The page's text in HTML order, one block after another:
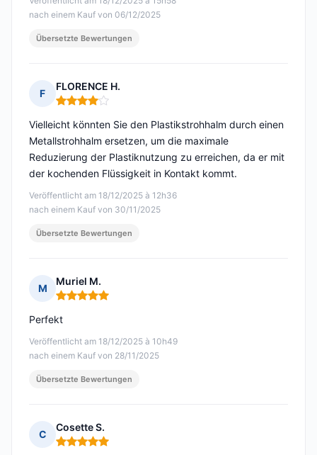
nach einem Kauf von 06/12/2025
Übersetzte Bewertungen
F
FLORENCE H.
Hinweis: 4 von 5
Veröffentlicht am 18/12/2025 à 12h36
nach einem Kauf von 30/11/2025
Vielleicht könnten Sie den Plastikstrohhalm durch einen
Metallstrohhalm ersetzen, um die maximale
Reduzierung der Plastiknutzung zu erreichen, da er mit
der kochenden Flüssigkeit in Kontakt kommt.
Übersetzte Bewertungen
M
Muriel M.
Hinweis: 5 von 5
Veröffentlicht am 18/12/2025 à 10h49
nach einem Kauf von 28/11/2025
Perfekt
Übersetzte Bewertungen
C
Cosette S.
Hinweis: 5 von 5